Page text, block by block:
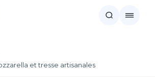
et tresse artisanales